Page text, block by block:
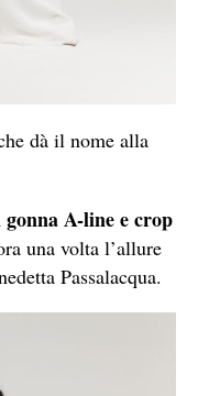
dà il nome alla
gonna A-line e crop
una volta l’allure
Passalacqua.